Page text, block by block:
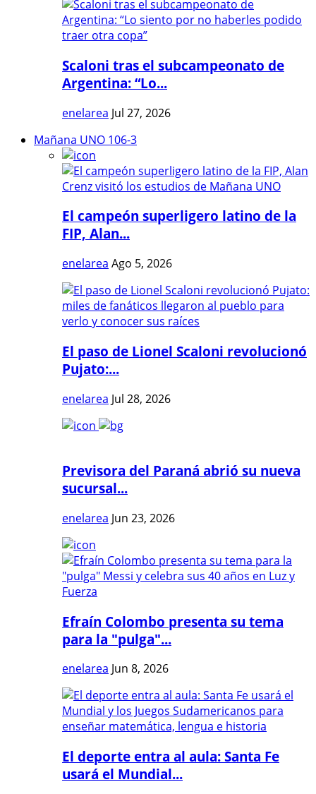
Scaloni tras el subcampeonato de
Argentina: “Lo...
enelarea Jul 27, 2026
Mañana UNO 106-3
El campeón superligero latino de la
FIP, Alan...
enelarea Ago 5, 2026
El paso de Lionel Scaloni revolucionó
Pujato:...
enelarea Jul 28, 2026
Previsora del Paraná abrió su nueva
sucursal...
enelarea Jun 23, 2026
Efraín Colombo presenta su tema
para la "pulga"...
enelarea Jun 8, 2026
El deporte entra al aula: Santa Fe
usará el Mundial...